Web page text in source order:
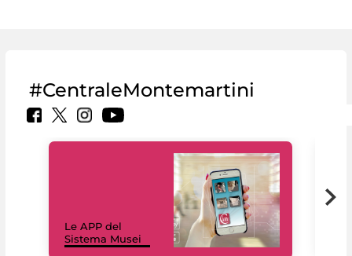
#CentraleMontemartini
Le APP del
Sistema Musei